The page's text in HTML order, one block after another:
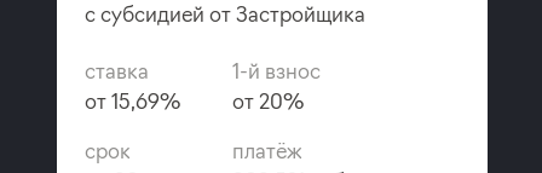
с субсидией от Застройщика
ставка
от 15,69%
1-й взнос
от 20%
срок
платёж